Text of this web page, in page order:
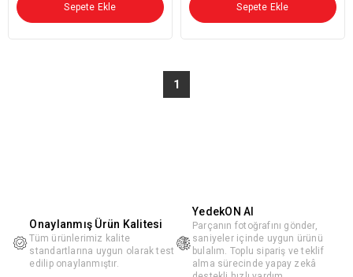
Sepete Ekle Sepete Ekle
1
Onaylanmış Ürün Kalitesi
Tüm ürünlerimiz kalite
standartlarına uygun olarak test
edilip onaylanmıştır.
YedekON AI
Parçanın fotoğrafını gönder,
saniyeler içinde uygun ürünü
bulalım. Toplu sipariş ve teklif
alma sürecinde yapay zekâ